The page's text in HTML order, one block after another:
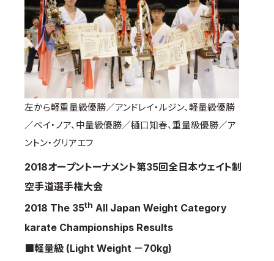
支部からのお知らせ
公式大会
公式記録
試合規則
入門のご案内
青少年部・保護者の方へ
一般の部・壮年部の方
取材のお申し込み
よくある質問
本サイトについて
左から軽重量級優勝／アンドレイ・ルジン、軽量級優勝
／ベイ・ノア、中量級優勝／樋口知春、重量級優勝／ア
ントン・グリアエフ
2018オープントーナメント第35回全日本ウェイト制
空手道選手権大会
2018 The 35th All Japan Weight Category
karate Championships Results
■軽量級 (Light Weight －70kg)